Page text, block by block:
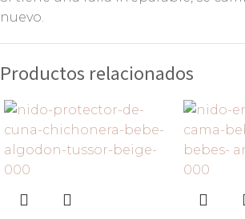
nuevo.
Productos relacionados